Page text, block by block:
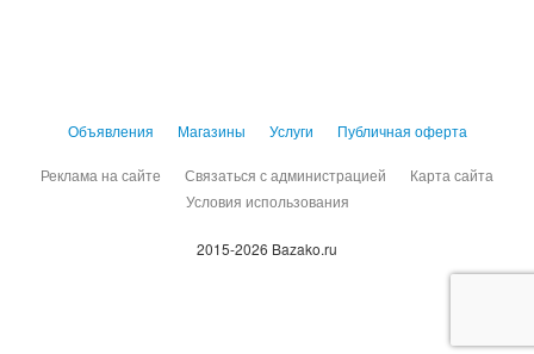
Объявления Магазины Услуги Публичная оферта
Реклама на сайте Связаться с администрацией
Карта сайта
Условия использования
2015-2026 Bazako.ru